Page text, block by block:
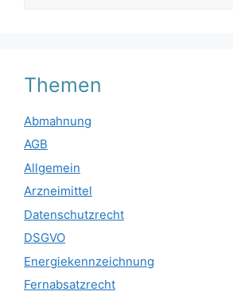
Themen
Abmahnung
AGB
Allgemein
Arzneimittel
Datenschutzrecht
DSGVO
Energiekennzeichnung
Fernabsatzrecht